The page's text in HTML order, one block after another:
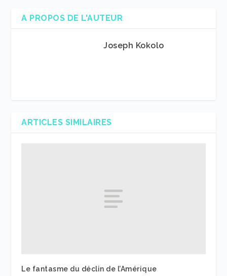
A PROPOS DE L'AUTEUR
Joseph Kokolo
ARTICLES SIMILAIRES
Le fantasme du déclin de l’Amérique